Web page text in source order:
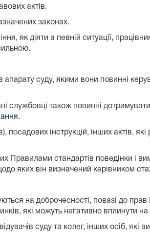
актів.
законах.
як діяти в певній ситуації,
апарату суду, якими вони повинні
службовці також повинні
.
інструкцій, інших актів,
Правилами стандартів поведінки і
яких він визначений керівником
на доброчесності, повазі до прав
які можуть негативно вплинути
суду та колег, інших осіб, які